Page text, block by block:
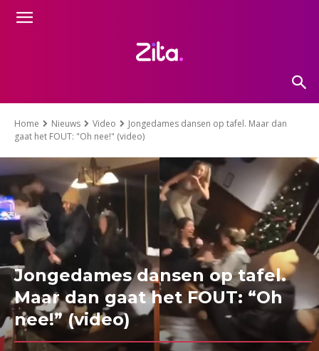
Home Nieuws Video
Jongedames dansen op tafel. Maar dan
gaat het FOUT: "Oh nee!" (video)
Jongedames dansen op tafel.
Maar dan gaat het FOUT: “Oh
nee!” (video)